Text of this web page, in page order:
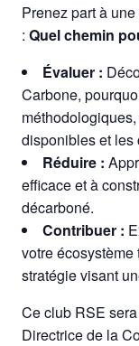
Prenez part à
: Quel chemin
Évaluer :
Carbone,
disponibles et les
Réduire :
efficace et à
décarboné.
Contribuer :
votre
stratégie visant
Ce club RSE
Directrice de la